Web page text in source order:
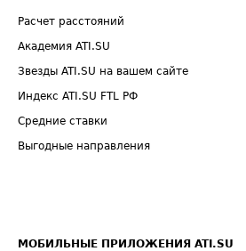
Расчет расстояний
Академия ATI.SU
Звезды ATI.SU на вашем сайте
Индекс ATI.SU FTL РФ
Средние ставки
Выгодные направления
МОБИЛЬНЫЕ ПРИЛОЖЕНИЯ ATI.SU